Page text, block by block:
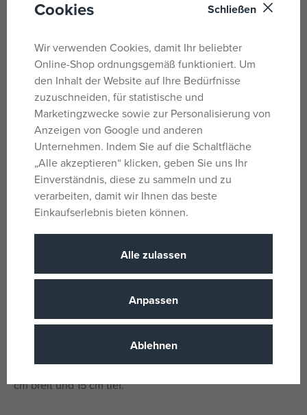
Minecraft®-Spielvergnügen mit einer magischen Axt,
Schweinekotelett, Reiherflügeln, einer Diamantrüstung
und Harzklumpen
GESCHENKTIPP FÜR GAMER – Wenn Sie ein
Geburtstagsgeschenk, ein Weihnachtsgeschenk oder
einfach eine kleine Freude für Kinder suchen, die
Minecraft® lieben, ist dieses LEGO® Minecraft Set genau
das Richtige für Sie!
MINECRAFT® IN DER REALEN WELT – Kinder, die
Minecraft lieben, können Szenen aus dem Videospiel
nachbauen und individuell gestalten, Modelle umbauen
und neu anordnen sowie sich neue Abenteuer
MINECRAFT-SPIELERSETS – LEGO® Minecraft® Bausets
Szenen, Elemente und Charaktere aus dem beliebten
Videospiel nachzubauen.
ABMESSUNGEN – Das LEGO® Minecraft® Set „Blasser
Garten“ besteht aus 243 Teilen und ist über 12 cm hoch, 16
cm breit und 15 cm tief.
Cookies Schließen
Wir verwenden Cookies, damit Ihr beliebter
Online-Shop ordnungsgemäß funktioniert. Um
den Inhalt der Website auf Ihre Bedürfnisse
zuzuschneiden, für statistische und
Marketingzwecke sowie zur Personalisierung von
Anzeigen von Google und anderen
Unternehmen. Indem Sie auf die Schaltfläche
„Alle akzeptieren“ klicken, geben Sie uns Ihr
Einverständnis, diese zu sammeln und zu
verarbeiten, damit wir Ihnen das beste
Einkaufserlebnis bieten können.
Alle zulassen
Anpassen
Ablehnen